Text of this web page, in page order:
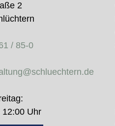
2
/ 85-0
12:00 Uhr